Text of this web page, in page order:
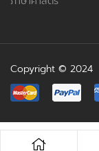
Copyright © 2024